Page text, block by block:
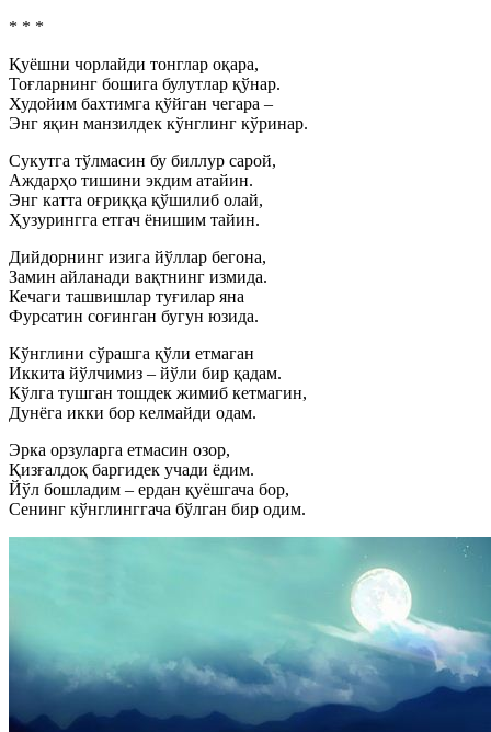
* * *
Қуёшни чорлайди тонглар оқара,
Тоғларнинг бошига булутлар қўнар.
Худойим бахтимга қўйган чегара –
Энг яқин манзилдек кўнглинг кўринар.
Сукутга тўлмасин бу биллур сарой,
Аждарҳо тишини экдим атайин.
Энг катта оғриққа қўшилиб олай,
Ҳузурингга етгач ёнишим тайин.
Дийдорнинг изига йўллар бегона,
Замин айланади вақтнинг измида.
Кечаги ташвишлар туғилар яна
Фурсатин соғинган бугун юзида.
Кўнглини сўрашга қўли етмаган
Иккита йўлчимиз – йўли бир қадам.
Кўлга тушган тошдек жимиб кетмагин,
Дунёга икки бор келмайди одам.
Эрка орзуларга етмасин озор,
Қизғалдоқ баргидек учади ёдим.
Йўл бошладим – ердан қуёшгача бор,
Сенинг кўнглинггача бўлган бир одим.